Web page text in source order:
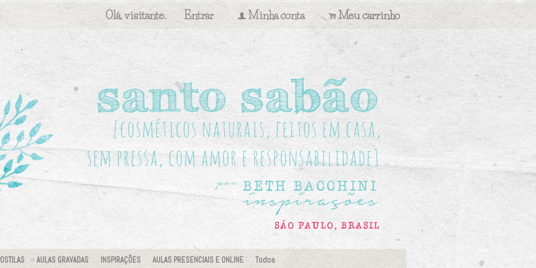
Olá, visitante. Entrar f Minha conta . Meu carrinho
AULAS GRAVADAS INSPIRAÇÕES AULAS PRESENCIAIS E ONLINE Todos